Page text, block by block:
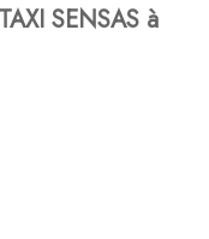
SENSAS à